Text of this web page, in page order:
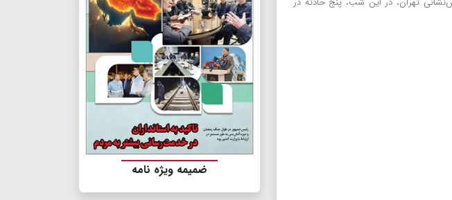
ضمیمه ویژه نامه